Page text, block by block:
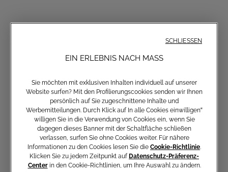
Anmeldung zum Newsletter
E-Mail-Adresse
EIN ERLEBNIS NACH MASS
Sie möchten mit exklusiven Inhalten individuell auf unserer
Website surfen? Mit den Profilierungscookies senden wir Ihnen
persönlich auf Sie zugeschnittene Inhalte und
Werbemitteilungen. Durch Klick auf In alle Cookies einwilligen‟
willigen Sie in die Verwendung von Cookies ein, wenn Sie
dagegen dieses Banner mit der Schaltfläche schließen
verlassen, surfen Sie ohne Cookies weiter. Für nähere
Informationen zu den Cookies lesen Sie die Cookie-Richtlinie.
Klicken Sie zu jedem Zeitpunkt auf Datenschutz-Präferenz-
Centerin den Cookie-Richtlinien, um Ihre Auswahl zu ändern.
SCHLIESSEN